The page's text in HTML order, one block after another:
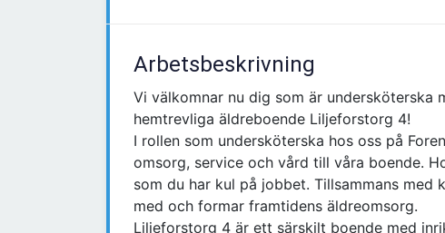
Arbetsbeskrivning
Vi välkomnar nu dig som är
hemtrevliga äldreboende Liljeforstorg 4!
I rollen som undersköterska hos oss på
omsorg, service och vård till våra boende.
som du har kul på jobbet. Tillsammans med
med och formar framtidens äldreomsorg.
Liljeforstorg 4 är ett särskilt boende med